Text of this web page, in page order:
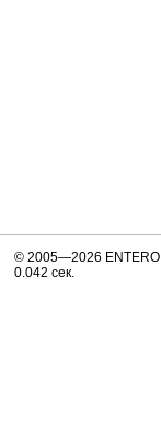
© 2005—2026 ENTERO
0.042 сек.